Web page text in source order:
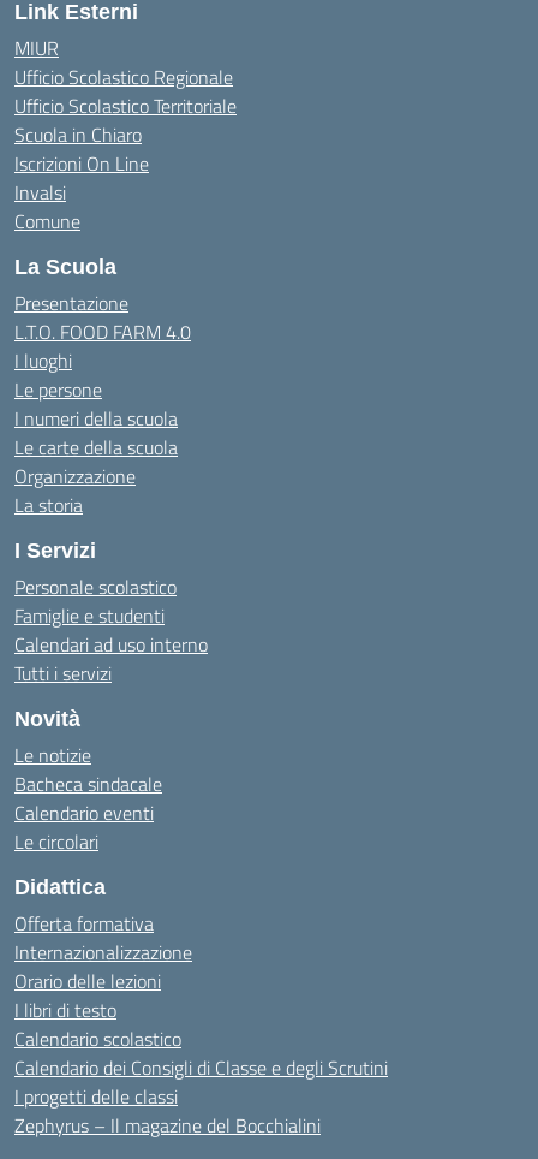
Link Esterni
MIUR
Ufficio Scolastico Regionale
Ufficio Scolastico Territoriale
Scuola in Chiaro
Iscrizioni On Line
Invalsi
Comune
La Scuola
Presentazione
L.T.O. FOOD FARM 4.0
I luoghi
Le persone
I numeri della scuola
Le carte della scuola
Organizzazione
La storia
I Servizi
Personale scolastico
Famiglie e studenti
Calendari ad uso interno
Tutti i servizi
Novità
Le notizie
Bacheca sindacale
Calendario eventi
Le circolari
Didattica
Offerta formativa
Internazionalizzazione
Orario delle lezioni
I libri di testo
Calendario scolastico
Calendario dei Consigli di Classe e degli Scrutini
I progetti delle classi
Zephyrus – Il magazine del Bocchialini